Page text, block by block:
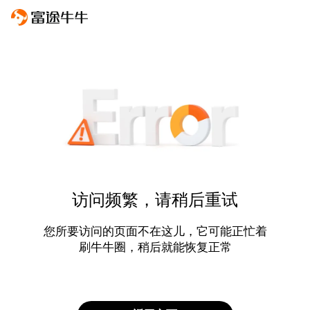
访问频繁，请稍后重试
您所要访问的页面不在这儿，它可能正忙着
刷牛牛圈，稍后就能恢复正常